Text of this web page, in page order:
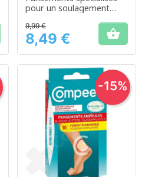
pour un soulagement
efficace contre les
ampoules
Prix
9,99 €
8,49 € 
-15%